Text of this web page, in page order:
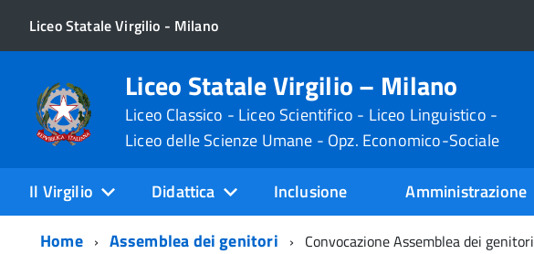
Liceo Statale Virgilio - Milano
Liceo Statale Virgilio – Milano
Liceo Classico - Liceo Scientifico - Liceo Linguistico -
Liceo delle Scienze Umane - Opz. Economico-Sociale
Il Virgilio Didattica Inclusione Amministrazione
Home
Assemblea dei genitori Convocazione Assemblea dei genitori